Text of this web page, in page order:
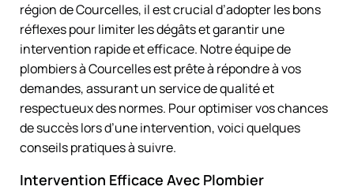
région de Courcelles, il est crucial d’adopter les bons
réflexes pour limiter les dégâts et garantir une
intervention rapide et efficace. Notre équipe de
plombiers à Courcelles est prête à répondre à vos
demandes, assurant un service de qualité et
respectueux des normes. Pour optimiser vos chances
de succès lors d’une intervention, voici quelques
conseils pratiques à suivre.
Intervention Efficace Avec Plombier